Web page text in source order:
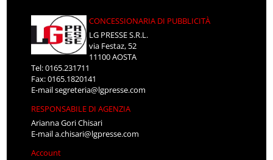
CONCESSIONARIA DI PUBBLICITÀ
LG PRESSE S.R.L.
via Festaz, 52
11100 AOSTA
Tel: 0165.231711
Fax: 0165.1820141
E-mailsegreteria@lgpresse.com
RESPONSABILE DI AGENZIA
Arianna Gori Chisari
E-maila.chisari@lgpresse.com
Account